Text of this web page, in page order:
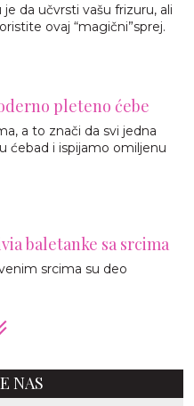
da učvrsti vašu frizuru, ali
ovaj “magični”sprej.
pleteno ćebe
a to znači da svi jedna
ćebad i ispijamo omiljenu
baletanke sa srcima
srcima su deo
NAS